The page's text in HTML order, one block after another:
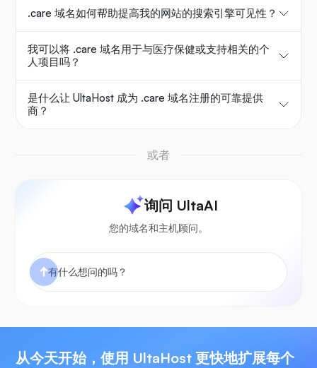
.care 域名如何帮助提高我的网站的搜索引擎可见性？
我可以将 .care 域名用于与医疗保健或支持相关的个
人项目吗？
是什么让 UltaHost 成为 .care 域名注册的可靠提供
商？
或者
询问 UltaAI
您的域名和主机顾问。
从今天开始，使用 UltaHost 更快地扩展每个